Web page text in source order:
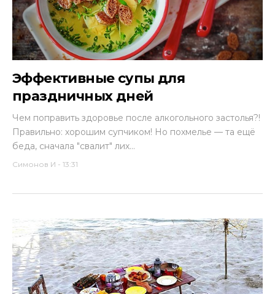
Эффективные супы для
праздничных дней
Чем поправить здоровье после алкогольного застолья?!
Правильно: хорошим супчиком! Но похмелье — та ещё
беда, сначала "свалит" лих...
Симонов И - 13:31